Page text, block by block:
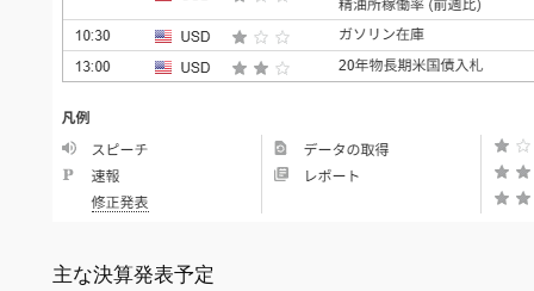
主な決算発表予定